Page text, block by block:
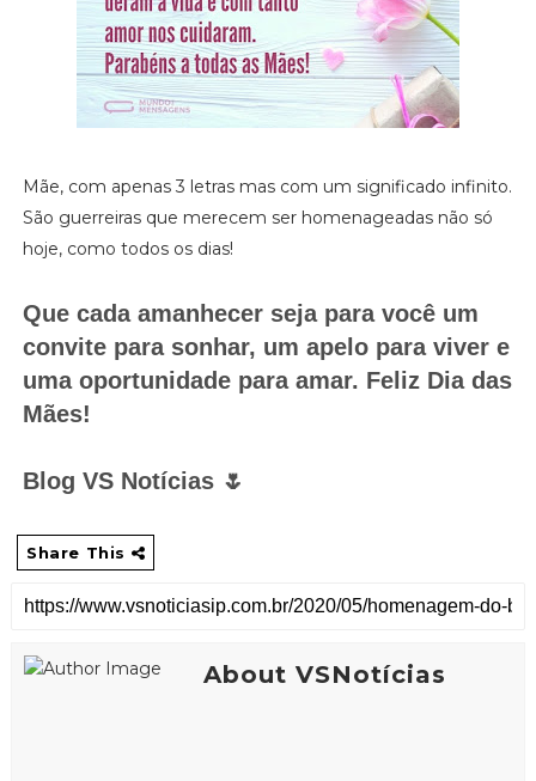
Mãe, com apenas 3 letras mas com um significado infinito.
São guerreiras que merecem ser homenageadas não só
hoje, como todos os dias!
Que cada amanhecer seja para você um
convite para sonhar, um apelo para viver e
uma oportunidade para amar. Feliz Dia das
Mães!
Blog VS Notícias 🌷
Share This
About VSNotícias